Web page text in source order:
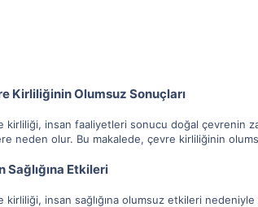
Kirliliğinin Olumsuz Sonuçları
kirliliği, insan faaliyetleri sonucu doğal çevrenin
neden olur. Bu makalede, çevre kirliliğinin
Sağlığına Etkileri
kirliliği, insan sağlığına olumsuz etkileri